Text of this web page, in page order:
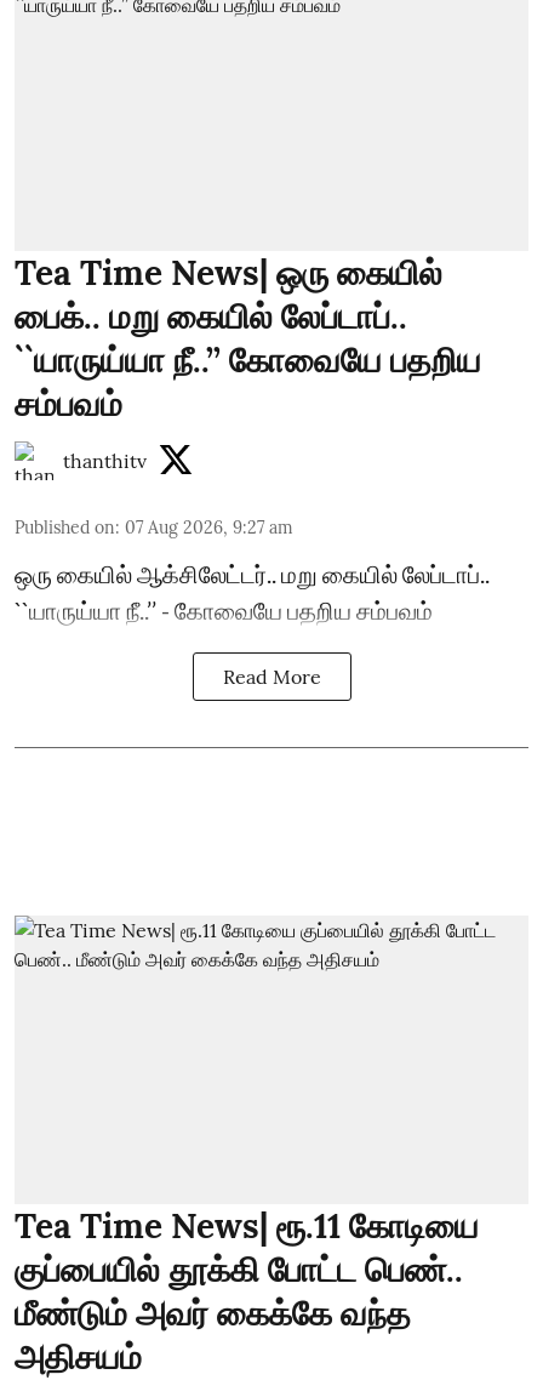
Tea Time News| ஒரு கையில்
பைக்.. மறு கையில் லேப்டாப்..
``யாருய்யா நீ..’’ கோவையே பதறிய
சம்பவம்
thanthitv
Published on: 07 Aug 2026, 9:27 am
ஒரு கையில் ஆக்சிலேட்டர்.. மறு கையில் லேப்டாப்..
``யாருய்யா நீ..’’ - கோவையே பதறிய சம்பவம்
Read More
Tea Time News| ரூ.11 கோடியை
குப்பையில் தூக்கி போட்ட பெண்..
மீண்டும் அவர் கைக்கே வந்த
அதிசயம்